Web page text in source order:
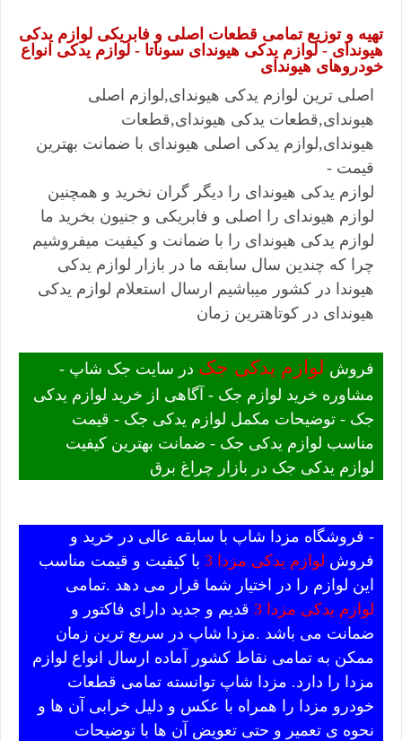
تهیه و توزیع تمامی قطعات اصلی و فابریکی لوازم یدکی
هیوندای - لوازم یدکی هیوندای سوناتا - لوازم یدکی انواع
خودروهای هیوندای
اصلی ترین لوازم یدکی هیوندای,لوازم اصلی
هیوندای,قطعات یدکی هیوندای,قطعات
هیوندای,لوازم یدکی اصلی هیوندای با ضمانت بهترین
قیمت -
لوازم یدکی هیوندای را دیگر گران نخرید و همچنین
لوازم هیوندای را اصلی و فابریکی و جنیون بخرید ما
لوازم یدکی هیوندای را با ضمانت و کیفیت میفروشیم
چرا که چندین سال سابقه ما در بازار لوازم یدکی
هیوندا در کشور میباشیم ارسال استعلام لوازم یدکی
هیوندای در کوتاهترین زمان
فروش لوازم یدکی جک در سایت جک شاپ -
مشاوره خرید لوازم جک - آگاهی از خرید لوازم یدکی
جک - توضیحات مکمل لوازم یدکی جک - قیمت
مناسب لوازم یدکی جک - ضمانت بهترین کیفیت
لوازم یدکی جک در بازار چراغ برق
- فروشگاه مزدا شاپ با سابقه عالی در خرید و
فروش لوازم یدکی مزدا 3
با کیفیت و قیمت مناسب
این لوازم را در اختیار شما قرار می دهد .تمامی
لوازم یدکی مزدا 3
قدیم و جدید دارای فاکتور و
ضمانت می باشد .مزدا شاپ در سریع ترین زمان
ممکن به تمامی نقاط کشور آماده ارسال انواع لوازم
مزدا را دارد. مزدا شاپ توانسته تمامی قطعات
خودرو مزدا را همراه با عکس و دلیل خرابی آن ها و
نحوه ی تعمیر و حتی تعویض آن ها با توضیحات